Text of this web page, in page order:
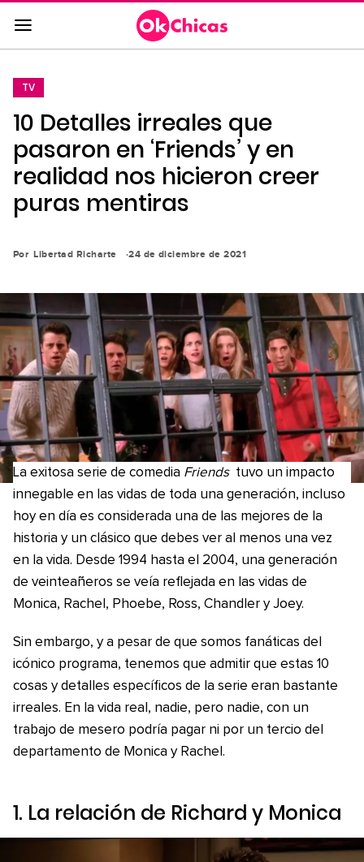
Saltar
al
contenido
la
navegación
principal
TV
10 Detalles irreales que
pasaron en ‘Friends’ y en
realidad nos hicieron creer
puras mentiras
Por Libertad Richarte 24 de diciembre de 2021
La exitosa serie de comedia Friends tuvo un impacto
innegable en las vidas de toda una generación, incluso
hoy en día es considerada una de las mejores de la
historia y un clásico que debes ver al menos una vez
en la vida. Desde 1994 hasta el 2004, una generación
de veinteañeros se veía reflejada en las vidas de
Monica, Rachel, Phoebe, Ross, Chandler y Joey.
Sin embargo, y a pesar de que somos fanáticas del
icónico programa, tenemos que admitir que estas 10
cosas y detalles específicos de la serie eran bastante
irreales. En la vida real, nadie, pero nadie, con un
trabajo de mesero podría pagar ni por un tercio del
departamento de Monica y Rachel.
1. La relación de Richard y Monica